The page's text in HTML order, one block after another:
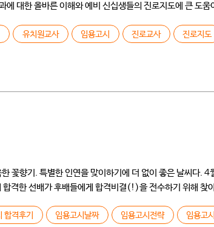
한 올바른 이해와 예비 신십생들의 진로지도에 큰 도움
유치원교사 임용고시 진로교사 진로지도
꽃향기. 특별한 인연을 맞이하기에 더 없이 좋은 날씨다. 4
격한 선배가 후배들에게 합격비결(!)을 전수하기 위해 찾
합격후기 임용고시날짜 임용고시전략 임용고